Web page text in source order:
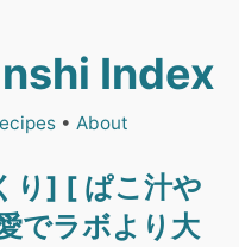
Index
• About
り] [ ぱこ汁や
でラボより大